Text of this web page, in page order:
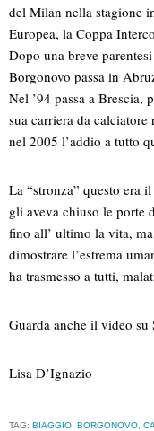
del Milan nella stagione
Europea, la Coppa
Dopo una breve
Borgonovo passa in
Nel ’94 passa a Brescia,
sua carriera da
nel 2005 l’addio a tutto
La “stronza” questo era
gli aveva chiuso le porte
fino all’ ultimo la vita,
dimostrare l’estrema
ha trasmesso a tutti,
Guarda anche il video su
Lisa D’Ignazio
TAG: BIAGGIO BORGONOVO